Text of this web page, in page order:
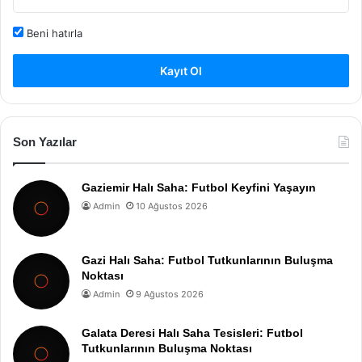
Beni hatırla
Kayıt Ol
Son Yazılar
Gaziemir Halı Saha: Futbol Keyfini Yaşayın
Admin 10 Ağustos 2026
Gazi Halı Saha: Futbol Tutkunlarının Buluşma
Noktası
Admin 9 Ağustos 2026
Galata Deresi Halı Saha Tesisleri: Futbol
Tutkunlarının Buluşma Noktası